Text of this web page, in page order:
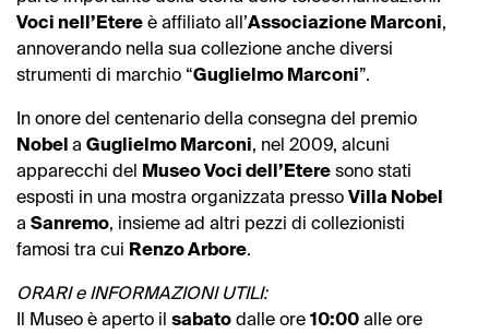
Voci nell’Etere è affiliato all’Associazione Marconi,
annoverando nella sua collezione anche diversi
strumenti di marchio “Guglielmo Marconi”.
In onore del centenario della consegna del premio
Nobel a Guglielmo Marconi, nel 2009, alcuni
apparecchi del Museo Voci dell’Etere sono stati
esposti in una mostra organizzata presso Villa Nobel
a Sanremo, insieme ad altri pezzi di collezionisti
famosi tra cui Renzo Arbore.
ORARI e INFORMAZIONI UTILI:
Il Museo è aperto il sabato dalle ore 10:00 alle ore